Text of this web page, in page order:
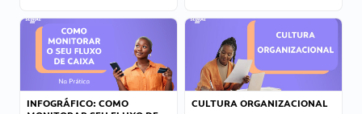
INFOGRÁFICO: COMO
CULTURA ORGANIZACIONAL